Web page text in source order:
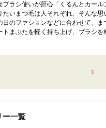
ブラシ使いが肝心「くるんとカー
たいまつ毛は人それぞれ。そんな
日のファションなどに合わせて、
トまぶたを軽く持ち上げ、ブラシを
1
ー一覧